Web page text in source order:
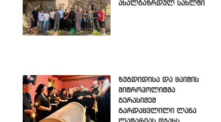
ახალგაზრდულ სახლში
ზუგდიდისა და ცაიშის
მიტროპოლიტმა
გერასიმემ
გარდაცვლილი ლანა